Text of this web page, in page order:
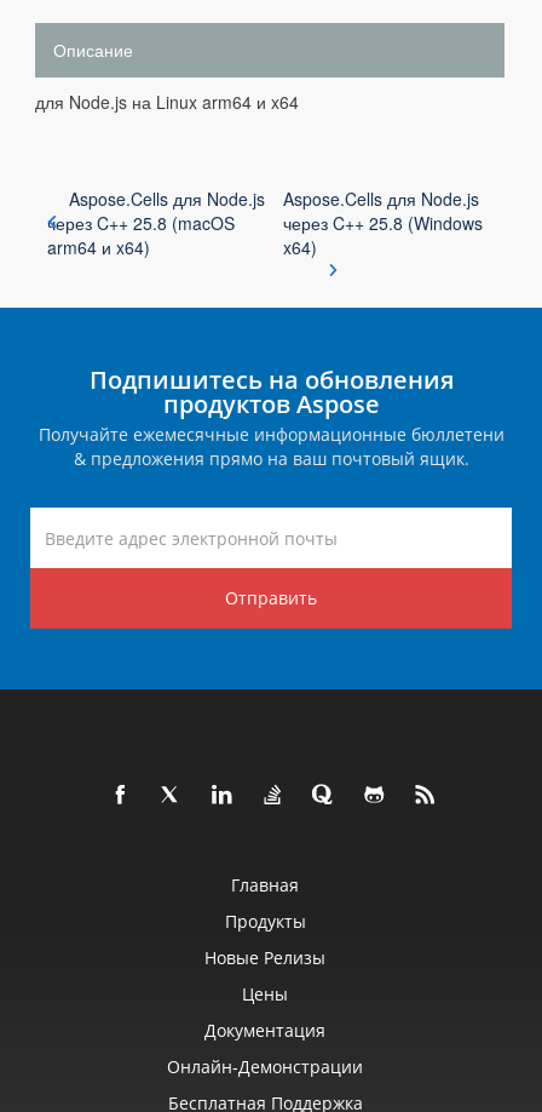
Описание
для Node.js на Linux arm64 и x64
Aspose.Cells для Node.js
через C++ 25.8 (macOS
arm64 и x64)
Aspose.Cells для Node.js
через C++ 25.8 (Windows
x64)
Подпишитесь на обновления
продуктов Aspose
Получайте ежемесячные информационные бюллетени
& предложения прямо на ваш почтовый ящик.
Отправить
Главная
Продукты
Новые Релизы
Цены
Документация
Онлайн‑демонстрации
Бесплатная Поддержка